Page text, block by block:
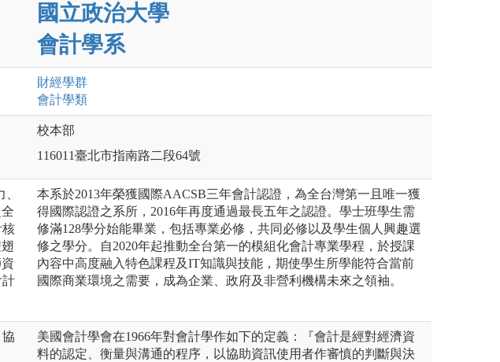
國立政治大學
會計學系
財經學群
會計學類
校本部
116011臺北市指南路二段64號
核
計
本系於2013年榮獲國際AACSB三年會計認證，為全台灣第一且唯一獲
得國際認證之系所，2016年再度通過最長五年之認證。學士班學生需
修滿128學分始能畢業，包括專業必修，共同必修以及學生個人興趣選
修之學分。自2020年起推動全台第一的模組化會計專業學程，於授課
內容中高度融入特色課程及IT知識與技能，期使學生所學能符合當前
國際商業環境之需要，成為企業、政府及非營利機構未來之領袖。
美國會計學會在1966年對會計學作如下的定義：『會計是經對經濟資
料的認定、衡量與溝通的程序，以協助資訊使用者作審慎的判斷與決